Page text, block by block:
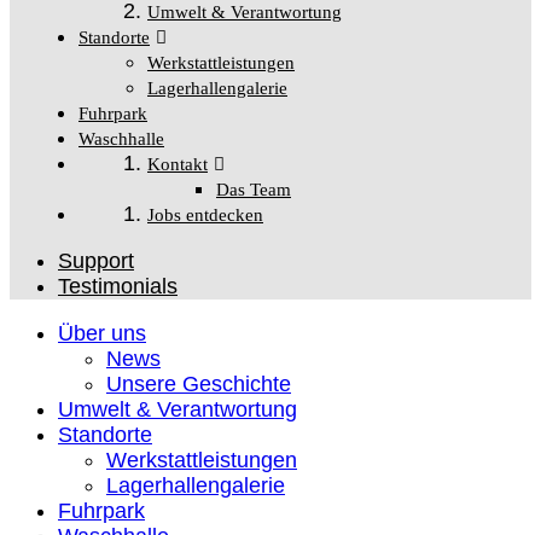
Umwelt & Verantwortung
Standorte
Werkstattleistungen
Lagerhallengalerie
Fuhrpark
Waschhalle
Kontakt
Das Team
Jobs entdecken
Support
Testimonials
Über uns
News
Unsere Geschichte
Umwelt & Verantwortung
Standorte
Werkstattleistungen
Lagerhallengalerie
Fuhrpark